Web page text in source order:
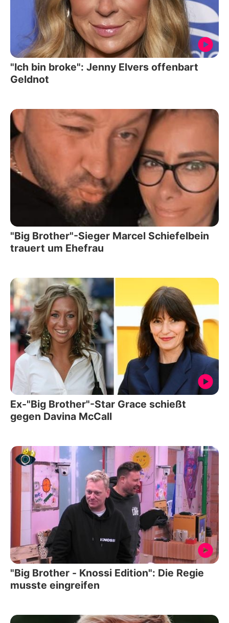
"Ich bin broke": Jenny Elvers offenbart
Geldnot
"Big Brother"-Sieger Marcel Schiefelbein
trauert um Ehefrau
Ex-"Big Brother"-Star Grace schießt
gegen Davina McCall
"Big Brother - Knossi Edition": Die Regie
musste eingreifen